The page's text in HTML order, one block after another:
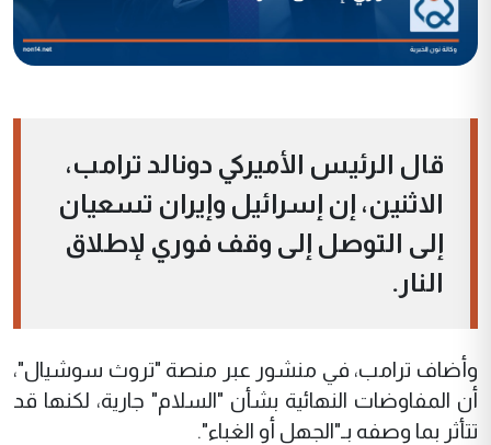
قال الرئيس الأميركي دونالد ترامب،
الاثنين، إن إسرائيل وإيران تسعيان
إلى التوصل إلى وقف فوري لإطلاق
النار.
وأضاف ترامب، في منشور عبر منصة "تروث سوشيال"،
أن المفاوضات النهائية بشأن "السلام" جارية، لكنها قد
تتأثر بما وصفه بـ"الجهل أو الغباء".